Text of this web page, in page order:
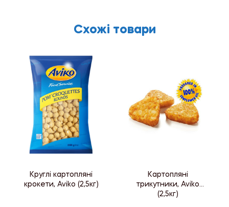
Схожі товари
Круглі картопляні
крокети, Aviko (2,5кг)
Картопляні
трикутники, Aviko
(2,5кг)